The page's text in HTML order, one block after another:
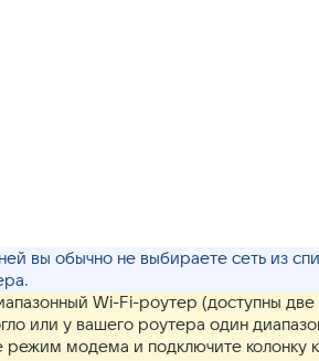
вы обычно не выбираете сеть из
Wi-Fi-роутер (доступны
или у вашего роутера один
модема и подключите колонку